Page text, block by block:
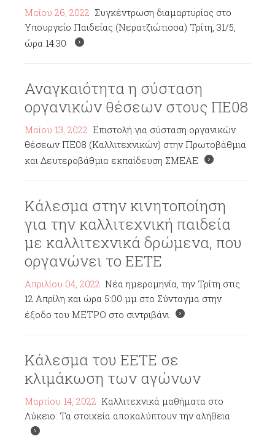
Μαΐου 26, 2022 Συγκέντρωση διαμαρτυρίας στο
Υπουργείο Παιδείας (Νερατζιώτισσα) Τρίτη, 31/5,
ώρα 14:30
Αναγκαιότητα η σύσταση
οργανικών θέσεων στους ΠΕ08
Μαΐου 13, 2022 Επιστολή για σύσταση οργανικών
θέσεων ΠΕ08 (Καλλιτεχνικών) στην Πρωτοβάθμια
και Δευτεροβάθμια εκπαίδευση ΣΜΕΑΕ
Κάλεσμα στην κινητοποίηση
για την καλλιτεχνική παιδεία
με καλλιτεχνικά δρώμενα, που
οργανώνει το ΕΕΤΕ
Απριλίου 04, 2022 Νέα ημερομηνία, την Τρίτη στις
12 Απρίλη και ώρα 5:00 μμ στο Σύνταγμα στην
έξοδο του ΜΕΤΡΟ στο σιντριβάνι
Κάλεσμα του ΕΕΤΕ σε
κλιμάκωση των αγώνων
Μαρτίου 14, 2022 Καλλιτεχνικά μαθήματα στο
Λύκειο: Τα στοιχεία αποκαλύπτουν την αλήθεια